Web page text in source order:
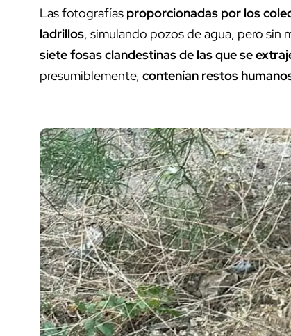
Las fotografías proporcionadas por los
ladrillos, simulando pozos de agua, pero sin
siete fosas clandestinas de las que se
presumiblemente, contenían restos